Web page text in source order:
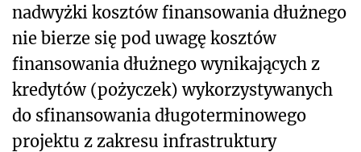
nadwyżki kosztów finansowania dłużnego
nie bierze się pod uwagę kosztów
finansowania dłużnego wynikających z
kredytów (pożyczek) wykorzystywanych
do sfinansowania długoterminowego
projektu z zakresu infrastruktury